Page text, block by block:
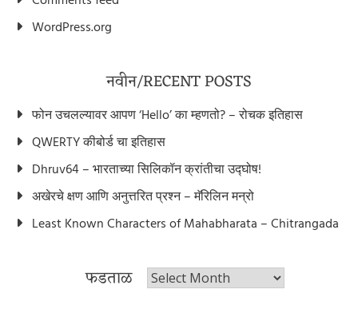
WordPress.org
नवीन/RECENT POSTS
फोन उचलल्यावर आपण ‘Hello’ का म्हणतो? – रोचक इतिहास
QWERTY कीबोर्ड चा इतिहास
Dhruv64 – भारताच्या सिलिकॉन क्रांतीचा उद्घोष!
अखेरचे क्षण आणि अनुत्तरित प्रश्न – मॅरिलिन मन्रो
Least Known Characters of Mahabharata – Chitrangada
फडताळ फडताळ